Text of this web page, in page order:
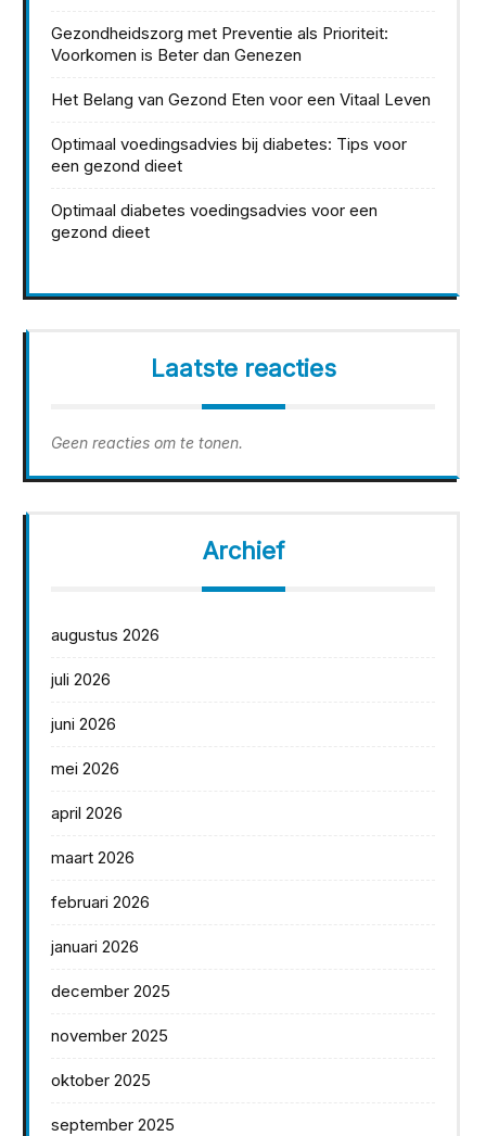
Gezondheidszorg met Preventie als Prioriteit:
Voorkomen is Beter dan Genezen
Het Belang van Gezond Eten voor een Vitaal Leven
Optimaal voedingsadvies bij diabetes: Tips voor
een gezond dieet
Optimaal diabetes voedingsadvies voor een
gezond dieet
Laatste reacties
Geen reacties om te tonen.
Archief
augustus 2026
juli 2026
juni 2026
mei 2026
april 2026
maart 2026
februari 2026
januari 2026
december 2025
november 2025
oktober 2025
september 2025